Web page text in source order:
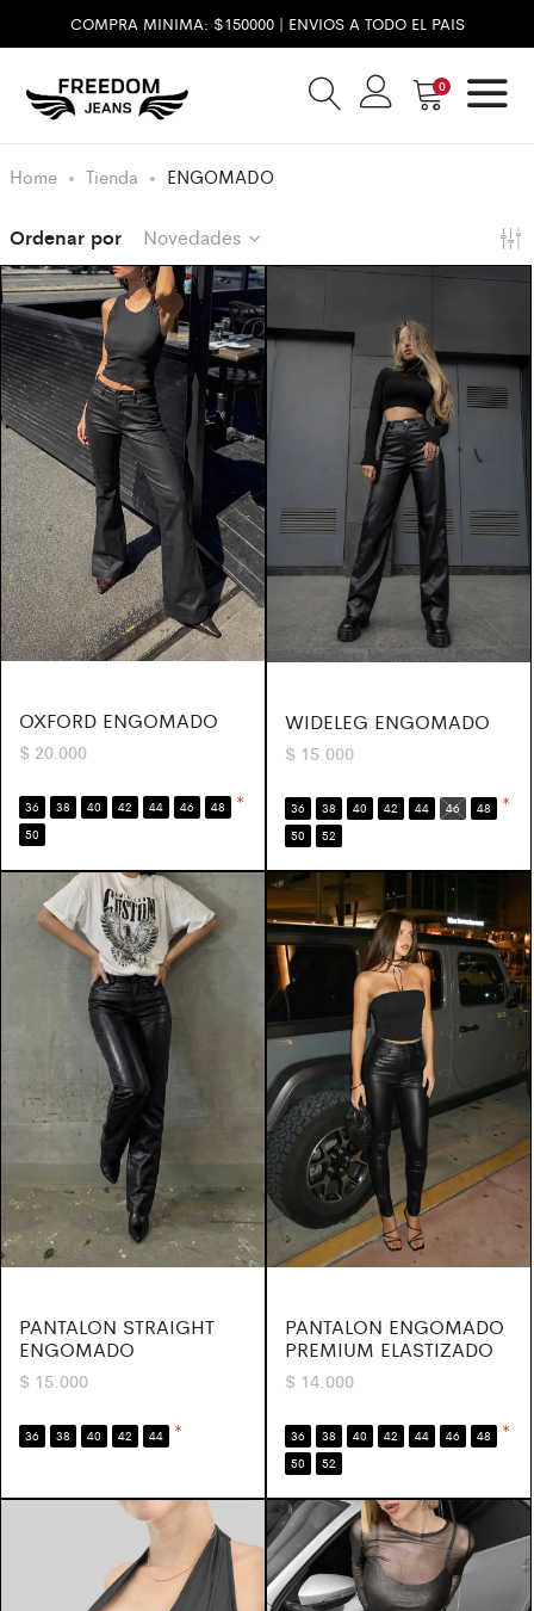
COMPRA MINIMA: $150000 | ENVIOS A TODO EL PAIS
0
Home Tienda ENGOMADO
Ordenar por Novedades
OXFORD ENGOMADO
$ 20.000
36 38 40 42 44 46
48
50
*
WIDELEG ENGOMADO
$ 15.000
36 38 40 42 44 46
48
50
52
*
PANTALON STRAIGHT
ENGOMADO
$ 15.000
36 38 40 42 44 *
PANTALON ENGOMADO
PREMIUM ELASTIZADO
$ 14.000
36 38 40 42 44 46
48
50
52
*